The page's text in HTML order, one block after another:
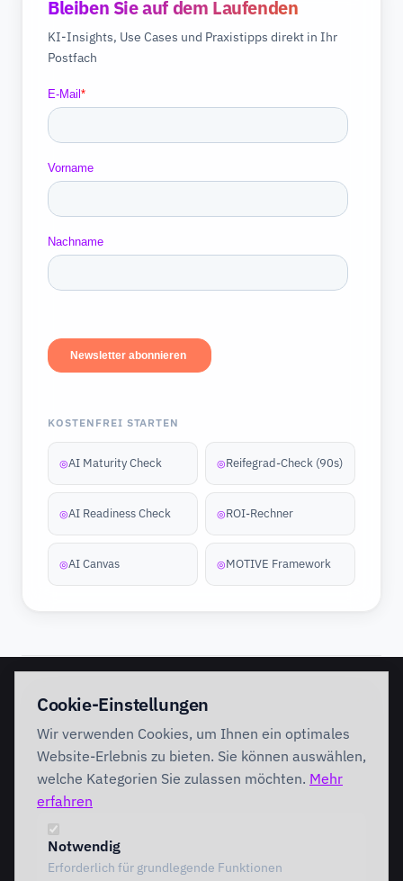
Bleiben Sie auf dem Laufenden
KI-Insights, Use Cases und Praxistipps direkt in Ihr
Postfach
KOSTENFREI STARTEN
◎AI Maturity Check ◎Reifegrad-Check (90s)
◎AI Readiness Check ◎ROI-Rechner
◎AI Canvas ◎MOTIVE Framework
Discovery Workshop
Förderung
INTERVENTION
AI Intervention
AI Governance
Foundation
Performing
Branchenlösungen
Special Governance
Cookie-Einstellungen
Wir verwenden Cookies, um Ihnen ein optimales
Website-Erlebnis zu bieten. Sie können auswählen,
welche Kategorien Sie zulassen möchten. Mehr
erfahren
Notwendig
Erforderlich für grundlegende Funktionen